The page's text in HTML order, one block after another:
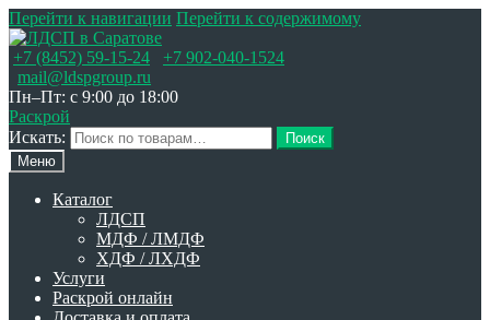
Перейти к навигации Перейти к содержимому
+7 (8452) 59-15-24
+7 902-040-1524
mail@ldspgroup.ru
Пн–Пт: с 9:00 до 18:00
Раскрой
Искать:
Поиск
Меню
Каталог
ЛДСП
МДФ / ЛМДФ
ХДФ / ЛХДФ
Услуги
Раскрой онлайн